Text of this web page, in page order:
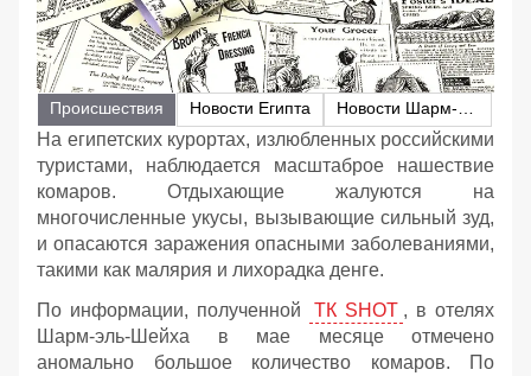
Происшествия Новости Египта
На египетских курортах, излюбленных российскими
туристами, наблюдается масштаброе нашествие
комаров. Отдыхающие жалуются на
многочисленные укусы, вызывающие сильный зуд,
и опасаются заражения опасными заболеваниями,
такими как малярия и лихорадка денге.
По информации, полученной
ТК SHOT , в отелях
Шарм-эль-Шейха в мае месяце отмечено
аномально большое количество комаров. По